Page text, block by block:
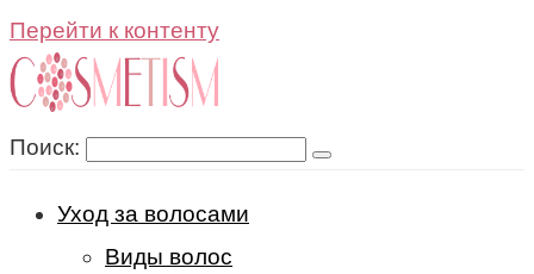
Перейти к контенту
Поиск:
Уход за волосами
Виды волос